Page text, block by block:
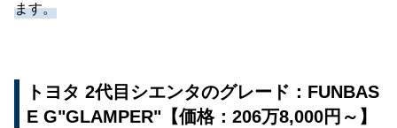
ます。
トヨタ 2代目シエンタのグレード：FUNBAS
E G"GLAMPER"【価格：206万8,000円～】